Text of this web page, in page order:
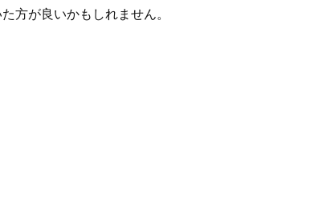
方が良いかもしれません。